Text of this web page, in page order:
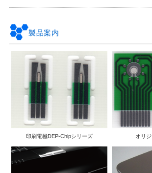
製品案内
印刷電極DEP-Chipシリーズ オリ